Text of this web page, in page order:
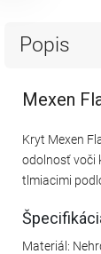
Popis
Mexen
Kryt Mexen
odolnosť voči
tlmiacimi
Materiál: